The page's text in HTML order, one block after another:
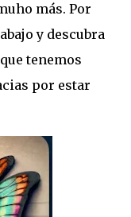
más. Por
y descubra
tenemos
por estar